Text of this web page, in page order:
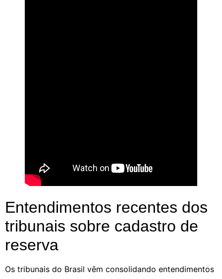
Entendimentos recentes dos
tribunais sobre cadastro de
reserva
Os tribunais do Brasil vêm consolidando entendimentos